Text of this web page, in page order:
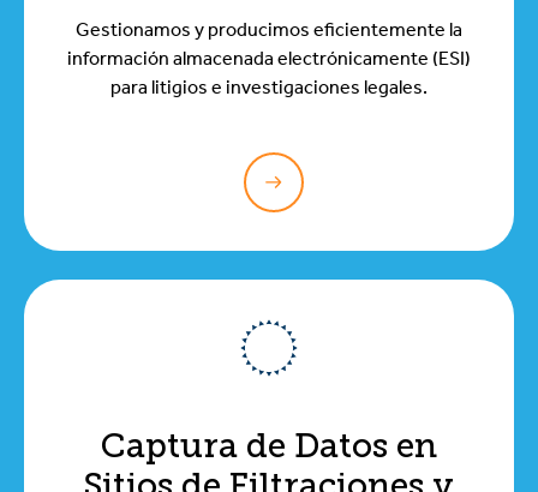
Gestionamos y producimos eficientemente la
información almacenada electrónicamente (ESI)
para litigios e investigaciones legales.
Captura de Datos en